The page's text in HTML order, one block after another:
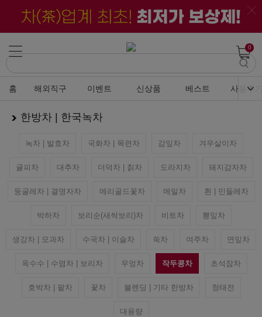
0
홈 해외직구 이벤트 신상품 베스트 사용후
한방차 | 한국녹차
녹차 | 발효차 국화차 | 목련차 감잎차 겨우살이차
귤피차 대추차 더덕차 | 칡차 도라지차 돼지감자차
둥굴레차 | 결명자차 메리골드꽃차 메밀차 흰 | 민들레차
박하차 보리순(새싹보리)차 비트차 뽕잎차
생강차 | 모과차 수국차 | 이슬차 쑥차 여주차 연잎차
옥수수 | 수염차 | 보리차 우엉차 작두콩차 초석잠차
호박차 | 팥차 꽃차 블렌딩 | 기타 한방차 청태전
대용량